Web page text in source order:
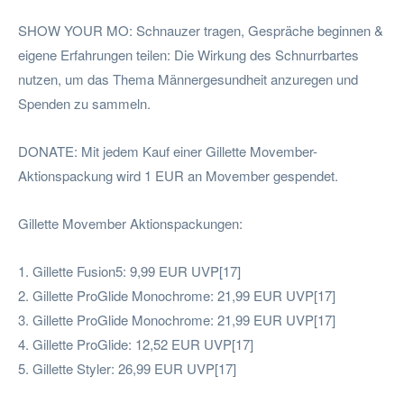
SHOW YOUR MO: Schnauzer tragen, Gespräche beginnen &
eigene Erfahrungen teilen: Die Wirkung des Schnurrbartes
nutzen, um das Thema Männergesundheit anzuregen und
Spenden zu sammeln.
DONATE: Mit jedem Kauf einer Gillette Movember-
Aktionspackung wird 1 EUR an Movember gespendet.
Gillette Movember Aktionspackungen:
1. Gillette Fusion5: 9,99 EUR UVP[17]
2. Gillette ProGlide Monochrome: 21,99 EUR UVP[17]
3. Gillette ProGlide Monochrome: 21,99 EUR UVP[17]
4. Gillette ProGlide: 12,52 EUR UVP[17]
5. Gillette Styler: 26,99 EUR UVP[17]